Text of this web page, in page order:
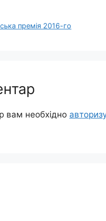
премія 2016-го
вам необхідно